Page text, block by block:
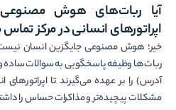
آیا ربات‌های هوش مصنوعی
اپراتورهای انسانی در مرکز
خیر؛ هوش مصنوعی جایگزین انسان
ربات‌ها وظیفه پاسخگویی به سوالات ساده
آدرس) را بر عهده می‌گیرند تا
مشکلات پیچیده‌تر و مذاکرات حساس را